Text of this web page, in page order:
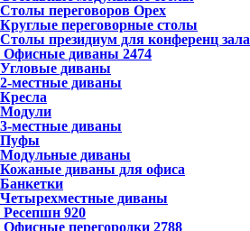
Столы переговоров Орех
Круглые переговорные столы
Столы президиум для конференц зала
Офисные диваны 2474
Угловые диваны
2-местные диваны
Кресла
Модули
3-местные диваны
Пуфы
Модульные диваны
Кожаные диваны для офиса
Банкетки
Четырехместные диваны
Ресепшн 920
Офисные перегородки 2788